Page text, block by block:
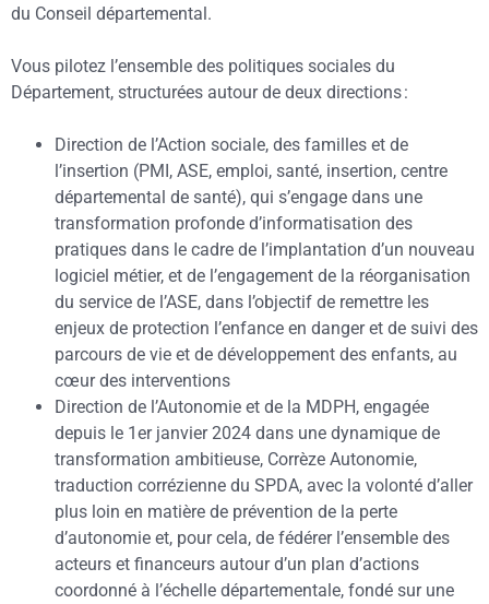
du Conseil départemental.
Vous pilotez l’ensemble des politiques sociales du
Département, structurées autour de deux directions :
Direction de l’Action sociale, des familles et de
l’insertion (PMI, ASE, emploi, santé, insertion, centre
départemental de santé), qui s’engage dans une
transformation profonde d’informatisation des
pratiques dans le cadre de l’implantation d’un nouveau
logiciel métier, et de l’engagement de la réorganisation
du service de l’ASE, dans l’objectif de remettre les
enjeux de protection l’enfance en danger et de suivi des
parcours de vie et de développement des enfants, au
cœur des interventions
Direction de l’Autonomie et de la MDPH, engagée
depuis le 1 erjanvier 2024 dans une dynamique de
transformation ambitieuse, Corrèze Autonomie,
traduction corrézienne du SPDA, avec la volonté d’aller
plus loin en matière de prévention de la perte
d’autonomie et, pour cela, de fédérer l’ensemble des
acteurs et financeurs autour d’un plan d’actions
coordonné à l’échelle départementale, fondé sur une